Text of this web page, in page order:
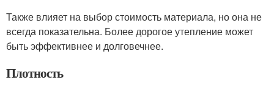
Также влияет на выбор стоимость материала, но она не
всегда показательна. Более дорогое утепление может
быть эффективнее и долговечнее.
Плотность